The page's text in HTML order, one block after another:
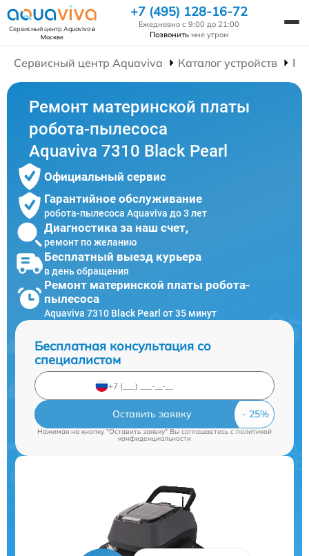
Сервисный центр Aquavivaв
Москве
+7 (495) 128-16-72
Ежедневно с 9:00 до 21:00
Позвонить мне утром
Сервисный центр Aquaviva Каталог устройств
Ремонт материнской платы
робота-пылесоса
Aquaviva 7310 Black Pearl
Официальный сервис
Гарантийное обслуживание
робота-пылесоса Aquaviva до 3 лет
Диагностика за наш счет,
ремонт по желанию
Бесплатный выезд курьера
в день обращения
Ремонт материнской платы робота-
пылесоса
Aquaviva 7310 Black Pearl от 35 минут
Бесплатная консультация со
специалистом
Оставить заявку
Нажимая на кнопку "Оставить заявку" Вы соглашаетесь c политикой
конфиденциальности